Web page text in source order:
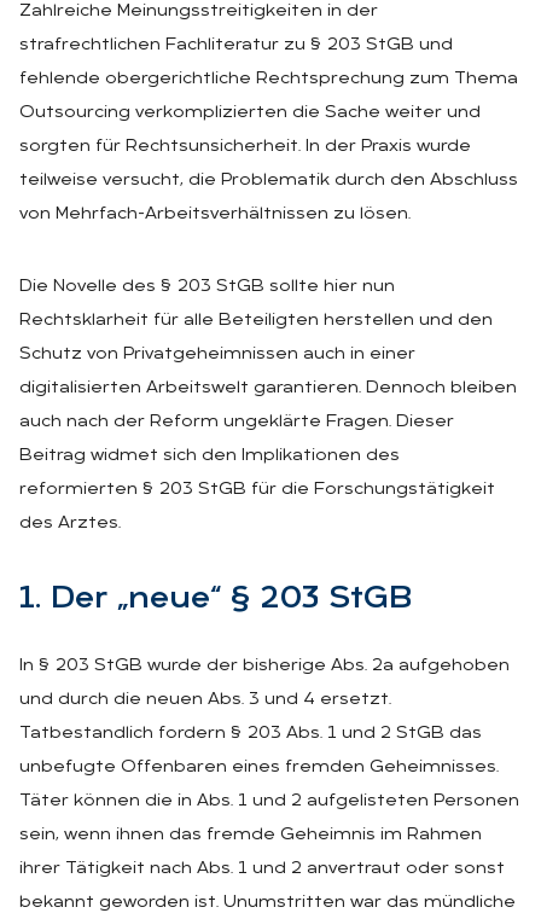
Zahlreiche Meinungsstreitigkeiten in der
strafrechtlichen Fachliteratur zu § 203 StGB und
fehlende obergerichtliche Rechtsprechung zum Thema
Outsourcing verkomplizierten die Sache weiter und
sorgten für Rechtsunsicherheit. In der Praxis wurde
teilweise versucht, die Problematik durch den Abschluss
von Mehrfach-Arbeitsverhältnissen zu lösen.
Die Novelle des § 203 StGB sollte hier nun
Rechtsklarheit für alle Beteiligten herstellen und den
Schutz von Privatgeheimnissen auch in einer
digitalisierten Arbeitswelt garantieren. Dennoch bleiben
auch nach der Reform ungeklärte Fragen. Dieser
Beitrag widmet sich den Implikationen des
reformierten § 203 StGB für die Forschungstätigkeit
des Arztes.
1. Der „neue“ § 203 StGB
In § 203 StGB wurde der bisherige Abs. 2a aufgehoben
und durch die neuen Abs. 3 und 4 ersetzt.
Tatbestandlich fordern § 203 Abs. 1 und 2 StGB das
unbefugte Offenbaren eines fremden Geheimnisses.
Täter können die in Abs. 1 und 2 aufgelisteten Personen
sein, wenn ihnen das fremde Geheimnis im Rahmen
ihrer Tätigkeit nach Abs. 1 und 2 anvertraut oder sonst
bekannt geworden ist. Unumstritten war das mündliche